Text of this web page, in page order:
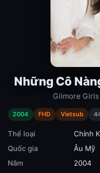
Những Cô
Gilmore
2004 FHD Vietsub
Thể loại Chính
Quốc gia
Âu Mỹ
Năm
2004